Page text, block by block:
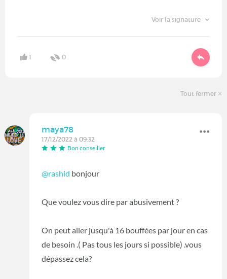
Voir la signature
1 0
Tout fermer
maya78
17/12/2022 à 09:32
Bon conseiller
@rashid bonjour
Que voulez vous dire par abusivement ?
On peut aller jusqu'à 16 bouffées par jour en cas
de besoin .( Pas tous les jours si possible) .vous
dépassez cela?